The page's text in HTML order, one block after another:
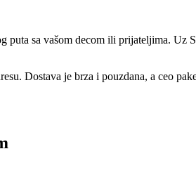
sa vašom decom ili prijateljima. Uz
Dostava je brza i pouzdana, a ceo